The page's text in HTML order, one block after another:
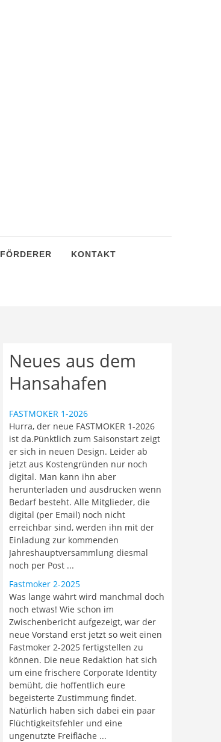
FÖRDERER KONTAKT
Neues aus dem
Hansahafen
FASTMOKER 1-2026
Hurra, der neue FASTMOKER 1-2026
ist da.Pünktlich zum Saisonstart zeigt
er sich in neuen Design. Leider ab
jetzt aus Kostengründen nur noch
digital. Man kann ihn aber
herunterladen und ausdrucken wenn
Bedarf besteht. Alle Mitglieder, die
digital (per Email) noch nicht
erreichbar sind, werden ihn mit der
Einladung zur kommenden
Jahreshauptversammlung diesmal
noch per Post ...
Fastmoker 2-2025
Was lange währt wird manchmal doch
noch etwas! Wie schon im
Zwischenbericht aufgezeigt, war der
neue Vorstand erst jetzt so weit einen
Fastmoker 2-2025 fertigstellen zu
können. Die neue Redaktion hat sich
um eine frischere Corporate Identity
bemüht, die hoffentlich eure
begeisterte Zustimmung findet.
Natürlich haben sich dabei ein paar
Flüchtigkeitsfehler und eine
ungenutzte Freifläche ...